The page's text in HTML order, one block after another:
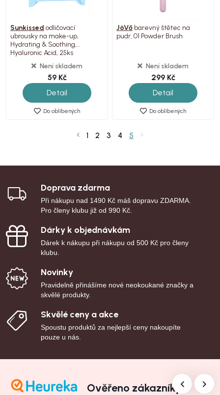
Sunkissed odličovací
ubrousky na make-up,
Hydrating & Soothing,
Hyaluronic Acid, 25ks
Není skladem
59 Kč
Detail
Do oblíbených
JöVő barevný štětec na
pudr, 01 Powder Brush
Není skladem
299 Kč
Detail
Do oblíbených
1 2 3 4 5
Doprava zdarma
Při nákupu nad 1490 Kč máš dopravu ZDARMA.
Pro členy klubu již od 990 Kč.
Dárky k objednávkám
Dárek k nákupu při nákupu od 500 Kč pro členy
klubu.
Novinky
Pravidelně přinášíme nové neokoukané značky a
skvělé produkty.
Skvělé ceny a akce
Spoustu produktů za nejlepší ceny nakoupíte
pouze u nás.
Ověřeno zákazníky